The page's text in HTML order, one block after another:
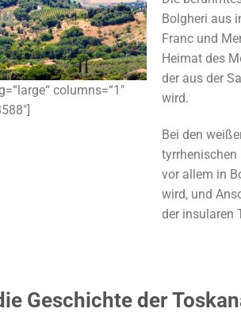
columns=“1″
Bolgheri aus
Franc und
Heimat des
der aus der
wird.
Bei den
tyrrhenischen
vor allem in
wird, und
der insularen
Geschichte der